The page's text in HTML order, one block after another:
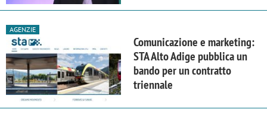
AGENZIE
Comunicazione e marketing:
STA Alto Adige pubblica un
bando per un contratto
triennale